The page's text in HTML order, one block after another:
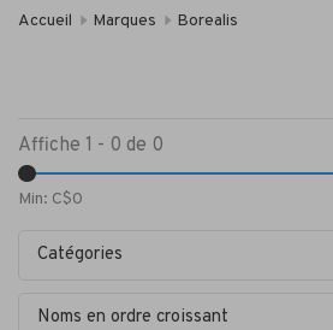
Accueil Marques Borealis
Affiche 1 - 0 de 0
Min: C$0
Catégories
Noms en ordre croissant